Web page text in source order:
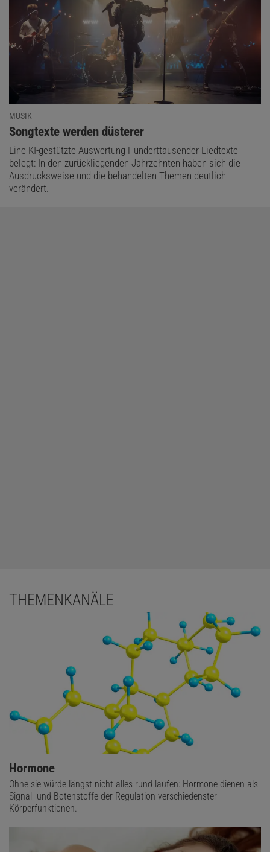
MUSIK
:
Songtexte werden düsterer
Eine KI-gestützte Auswertung Hunderttausender Liedtexte
belegt: In den zurückliegenden Jahrzehnten haben sich die
Ausdrucksweise und die behandelten Themen deutlich
verändert.
THEMENKANÄLE
Hormone
Ohne sie würde längst nicht alles rund laufen: Hormone dienen als
Signal- und Botenstoffe der Regulation verschiedenster
Körperfunktionen.